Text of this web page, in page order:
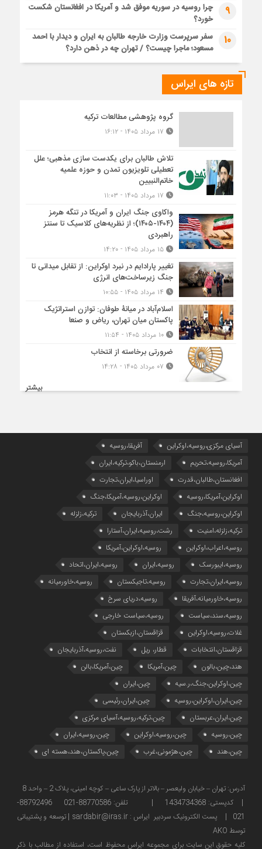
9
چرا روسیه در سوریه موفق شد و آمریکا در افغانستان شکست
خورد؟
10
سفر سرپرست وزارت خارجه طالبان به ایران و دیدار با احمد
مسعود؛ ماجرا چیست؟ / تهران چه در ذهن دارد؟
تازه های ایراس
گروه پژوهشی مطالعات ترکیه
تلاش طالبان برای یکدست سازی مذهبی؛ علل
تعطیلی تلویزیون تمدن و حوزه علمیه
خاتم‌النبیین
واکاوی جنگ ایران و آمریکا در تنگه هرمز
(۱۴۰۴-۱۴۰۵)؛ از نظریه‌های کلاسیک تا سنتز
راهبردی
۱۵ مرداد ۱۴۰۵ - ۱۴:۲۰
تغییر پارادایم در نبرد اوکراین: از تقابل میدانی تا
جنگ زیرساخت‌های انرژی
اسلام‌آباد در میانۀ طوفان: توازن استراتژیک
پاکستان میان تهران، ریاض و صنعا
۱۰ مرداد ۱۴۰۵ - ۱۱:۵۴
ضرورتی برخاسته از انتخاب
بیشتر
آسیای مرکزی،روسیه،اوکراین
آفریقا،روسیه
آمریکا،روسیه،تحریم
ارمنستان،باکو،ترکیه،ایران
افغانستان،طالبان،قدرت
اوراسیا،ایران،تجارت
اوکراین،آمریکا،روسیه
اوکراین،روسیه،آمریکا،جنگ
اوکراین،روسیه،جنگ
ایران،آذربایجان
ترکیه،زلزله
ترکیه،زلزله،امنیت
رشت،روسیه،ایران،آستارا
روسیه،اعراب،اوکراین
روسیه،اوکراین،آمریکا
روسیه،ایبورسک
روسیه،ایران
روسیه،ایران،اتحاد
روسیه،ایران،تجارت
روسیه،تاجیکستان
روسیه،خاورمیانه
روسیه،خاورمیانه،آفریقا
روسیه،دریای سرخ
روسیه،سند،سیاست
روسیه،سیاست خارجی
غلات،روسیه،اوکراین
قزاقستان،ازبکستان
قزاقستان،انتخابات
قطار، ریل
نفت،روسیه،آذربایجان
هند،چین،بالون
چین،آمریکا
چین،آمریکا،بالن
چین،اوکراین،جنگ،ر.سیه
چین،ایران
چین،ایران،اوکراین،روسیه
چین،ایران،رئیسی
چین،ایران،عربستان
چین،ترکیه،روسیه،آسیای مرکزی
چین،روسیه
چین،روسیه،اوکراین
چین،روسیه،ایران
چین،هند
چین،هژمونی،غرب چین،پاکستان،هند،هسته ای
| کدپستی: 1434734368 | تلفن: 88770586-021 88792496-
021 | پست الکترونیک سردبیر ایراس : sardabir@iras.ir |
توسعه و پشتیبانی
توسط AKO
كليه حقوق این سایت برای مجموعه ایراس محفوظ است، استفاده از مطالب با ذكر